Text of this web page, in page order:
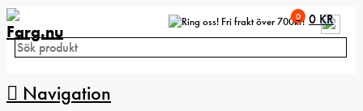
Fri frakt över 700kr!
Navigation
0 0 KR